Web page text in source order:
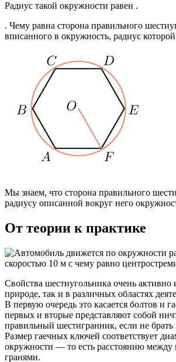
Радиус такой окружности равен .
. Чему равна сторона правильного
вписанного в окружность, радиус
Мы знаем, что сторона правильного
радиусу описанной вокруг него
От теории к практике
Свойства шестиугольника очень активно
природе, так и в различных областях
В первую очередь это касается болтов и
первых и вторые представляют собой
правильный шестигранник, если не брать
Размер гаечных ключей соответствует
окружности — то есть расстоянию
гранями.